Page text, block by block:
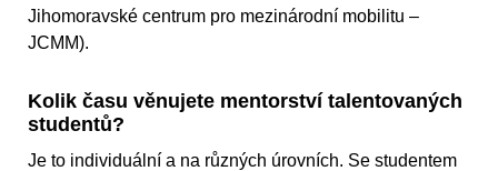
Jihomoravské centrum pro mezinárodní mobilitu –
JCMM).
Kolik času věnujete mentorství talentovaných
studentů?
Je to individuální a na různých úrovních. Se studentem